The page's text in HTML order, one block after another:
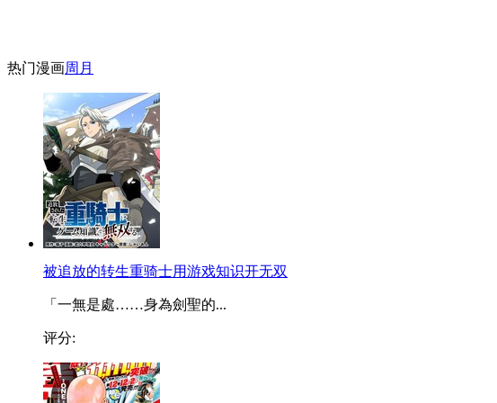
热门漫画周 月
被追放的转生重骑士用游戏知识开无双
「一無是處……身為劍聖的...
评分: